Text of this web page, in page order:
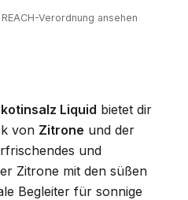
Verordnung ansehen
Liquid bietet dir
von Zitrone und der
und
Zitrone mit den süßen
Begleiter für sonnige